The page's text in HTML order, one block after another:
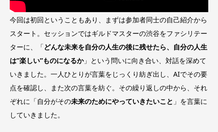
今回は初回ということもあり、まずは参加者同士の自己紹介から
スタート。セッションではギルドマスターの渋谷をファシリテー
ターに、「どんな未来を自分の人生の後に残せたら、自分の人生
は”楽しい”ものになるか」という問いに向き合い、対話を深めて
いきました。一人ひとりが言葉をじっくり紡ぎ出し、AIでその要
点を確認し、また次の言葉を紡ぐ。その繰り返しの中から、それ
ぞれに「自分がその未来のためにやっていきたいこと 」を言葉に
していきました。